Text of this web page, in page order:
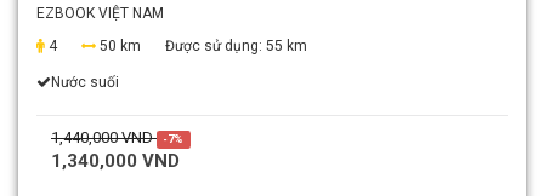
EZBOOK VIỆT NAM
4
50 km Được sử dụng: 55 km
Nước suối
1,440,000 VND -7%
1,340,000 VND